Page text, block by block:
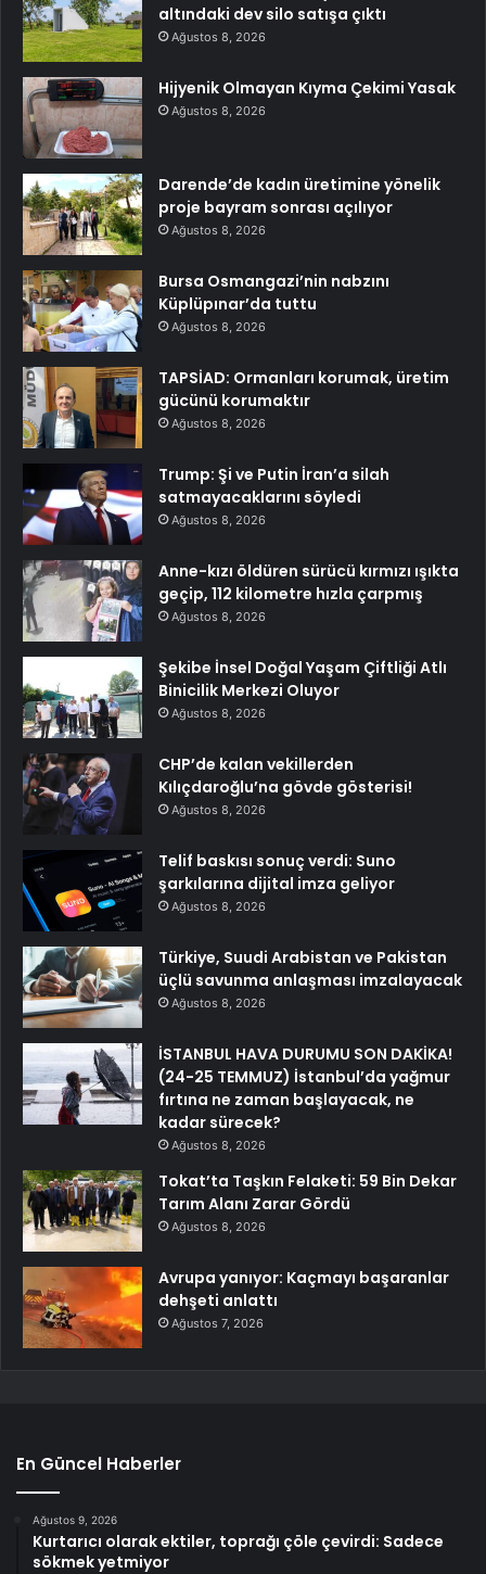
altındaki dev silo satışa çıktı
Ağustos 8, 2026
Hijyenik Olmayan Kıyma Çekimi Yasak
Ağustos 8, 2026
Darende’de kadın üretimine yönelik
proje bayram sonrası açılıyor
Ağustos 8, 2026
Bursa Osmangazi’nin nabzını
Küplüpınar’da tuttu
Ağustos 8, 2026
TAPSİAD: Ormanları korumak, üretim
gücünü korumaktır
Ağustos 8, 2026
Trump: Şi ve Putin İran’a silah
satmayacaklarını söyledi
Ağustos 8, 2026
Anne-kızı öldüren sürücü kırmızı ışıkta
geçip, 112 kilometre hızla çarpmış
Ağustos 8, 2026
Şekibe İnsel Doğal Yaşam Çiftliği Atlı
Binicilik Merkezi Oluyor
Ağustos 8, 2026
CHP’de kalan vekillerden
Kılıçdaroğlu’na gövde gösterisi!
Ağustos 8, 2026
Telif baskısı sonuç verdi: Suno
şarkılarına dijital imza geliyor
Ağustos 8, 2026
Türkiye, Suudi Arabistan ve Pakistan
üçlü savunma anlaşması imzalayacak
Ağustos 8, 2026
İSTANBUL HAVA DURUMU SON DAKİKA!
(24-25 TEMMUZ) İstanbul’da yağmur
fırtına ne zaman başlayacak, ne
kadar sürecek?
Ağustos 8, 2026
Tokat’ta Taşkın Felaketi: 59 Bin Dekar
Tarım Alanı Zarar Gördü
Ağustos 8, 2026
Avrupa yanıyor: Kaçmayı başaranlar
dehşeti anlattı
Ağustos 7, 2026
En Güncel Haberler
Ağustos 9, 2026
Kurtarıcı olarak ektiler, toprağı çöle çevirdi: Sadece
sökmek yetmiyor